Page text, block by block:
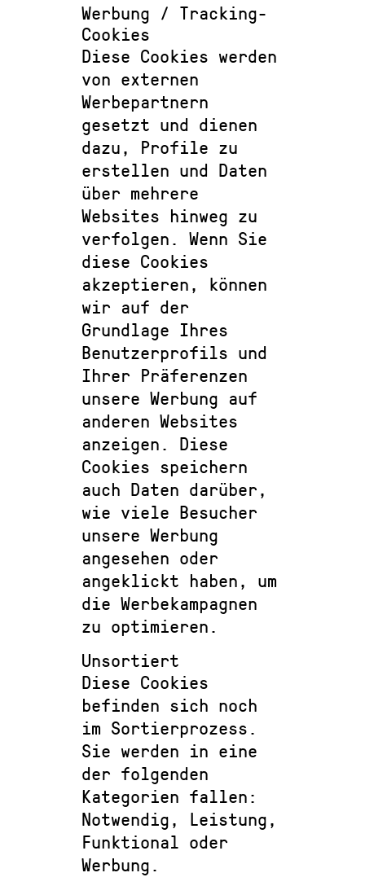
Werbung / Tracking-
Cookies
Diese Cookies werden
von externen
Werbepartnern
gesetzt und dienen
dazu, Profile zu
erstellen und Daten
über mehrere
Websites hinweg zu
verfolgen. Wenn Sie
diese Cookies
akzeptieren, können
wir auf der
Grundlage Ihres
Benutzerprofils und
Ihrer Präferenzen
unsere Werbung auf
anderen Websites
anzeigen. Diese
Cookies speichern
auch Daten darüber,
wie viele Besucher
unsere Werbung
angesehen oder
angeklickt haben, um
die Werbekampagnen
zu optimieren.
Unsortiert
Diese Cookies
befinden sich noch
im Sortierprozess.
Sie werden in eine
der folgenden
Kategorien fallen:
Notwendig, Leistung,
Funktional oder
Werbung.